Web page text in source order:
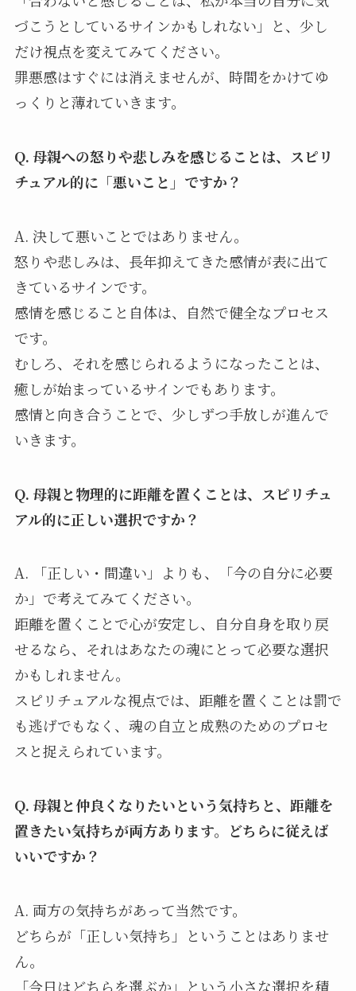
づこうとしているサインかもしれない」と、少し
だけ視点を変えてみてください。
罪悪感はすぐには消えませんが、時間をかけてゆ
っくりと薄れていきます。
Q. 母親への怒りや悲しみを感じることは、スピリ
チュアル的に「悪いこと」ですか？
A. 決して悪いことではありません。
怒りや悲しみは、長年抑えてきた感情が表に出て
きているサインです。
感情を感じること自体は、自然で健全なプロセス
です。
むしろ、それを感じられるようになったことは、
癒しが始まっているサインでもあります。
感情と向き合うことで、少しずつ手放しが進んで
いきます。
Q. 母親と物理的に距離を置くことは、スピリチュ
アル的に正しい選択ですか？
A. 「正しい・間違い」よりも、「今の自分に必要
か」で考えてみてください。
距離を置くことで心が安定し、自分自身を取り戻
せるなら、それはあなたの魂にとって必要な選択
かもしれません。
スピリチュアルな視点では、距離を置くことは罰で
も逃げでもなく、魂の自立と成熟のためのプロセ
スと捉えられています。
Q. 母親と仲良くなりたいという気持ちと、距離を
置きたい気持ちが両方あります。どちらに従えば
いいですか？
A. 両方の気持ちがあって当然です。
どちらが「正しい気持ち」ということはありませ
ん。
「今日はどちらを選ぶか」という小さな選択を積